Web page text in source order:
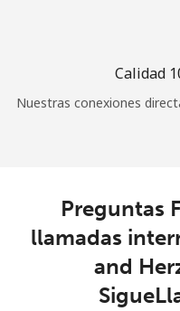
Calidad
Nuestras conexiones
Preguntas
llamadas
and